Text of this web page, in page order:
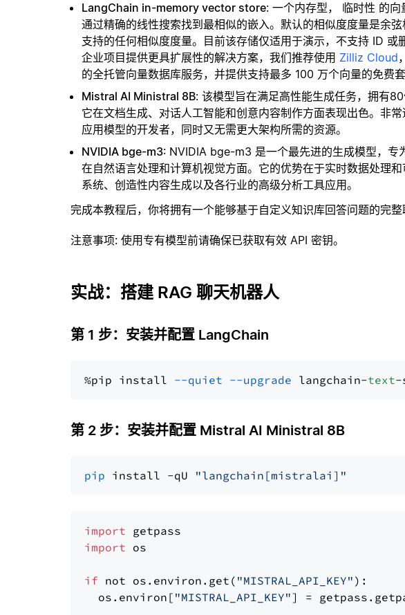
LangChain in-memory vector store: 一个内存型， 临时性 的向
通过精确的线性搜索找到最相似的嵌入。默认的相似度度量是余
支持的任何相似度度量。目前该存储仅适用于演示，不支持 ID
企业项目提供更具扩展性的解决方案，我们推荐使用 Zilliz Cloud
的全托管向量数据库服务，并提供支持最多 100 万个向量的免费
Mistral AI Ministral 8B: 该模型旨在满足高性能生成任务，拥有
它在文档生成、对话人工智能和创意内容制作方面表现出色。非
应用模型的开发者，同时又无需更大架构所需的资源。
NVIDIA bge-m3: NVIDIA bge-m3 是一个最先进的生成模型，专
在自然语言处理和计算机视觉方面。它的优势在于实时数据处理
系统、创造性内容生成以及各行业的高级分析工具应用。
完成本教程后，你将拥有一个能够基于自定义知识库回答问题的完整
注意事项: 使用专有模型前请确保已获取有效 API 密钥。
实战：搭建 RAG 聊天机器人
第 1 步：安装并配置 LangChain
%pip install --quiet --upgrade langchain-text
第 2 步：安装并配置 Mistral AI Ministral 8B
pip install -qU "langchain[mistralai]"
import
import os
if not os.environ.get( "MISTRAL_API_KEY" ):
  os.environ[
"MISTRAL_API_KEY"] =